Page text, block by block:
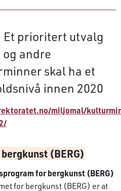
Et prioritert utvalg
andre
skal ha et
innen 2020
miljomal/
(BERG)
for bergkunst (BERG)
for bergkunst (BERG) er at